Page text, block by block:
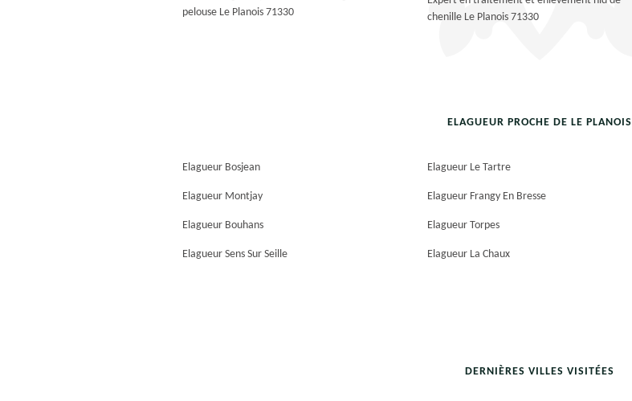
pelouse Le Planois 71330
chenille Le Planois 71330
ELAGUEUR PROCHE DE LE PLANOIS
Elagueur Bosjean
Elagueur Montjay
Elagueur Bouhans
Elagueur Sens Sur Seille
Elagueur Le Tartre
Elagueur Frangy En Bresse
Elagueur Torpes
Elagueur La Chaux
DERNIÈRES VILLES VISITÉES